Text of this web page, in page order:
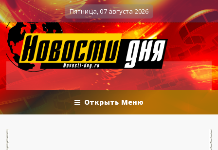
Военные действия Вечерние баталии политологов у
Пятница, 07 августа 2026
Открыть Меню